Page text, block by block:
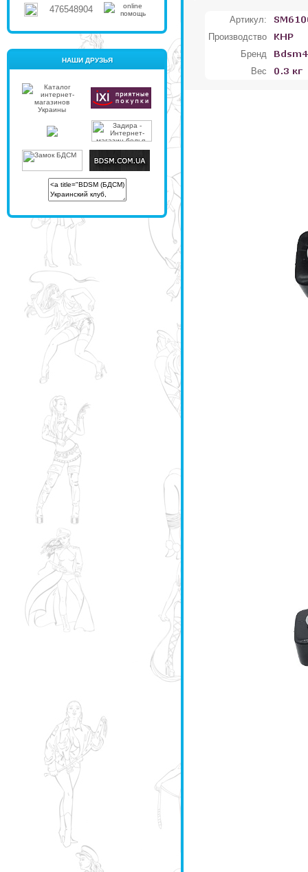
476548904
НАШИ ДРУЗЬЯ
Артикул:
Производство
Бренд
Вес